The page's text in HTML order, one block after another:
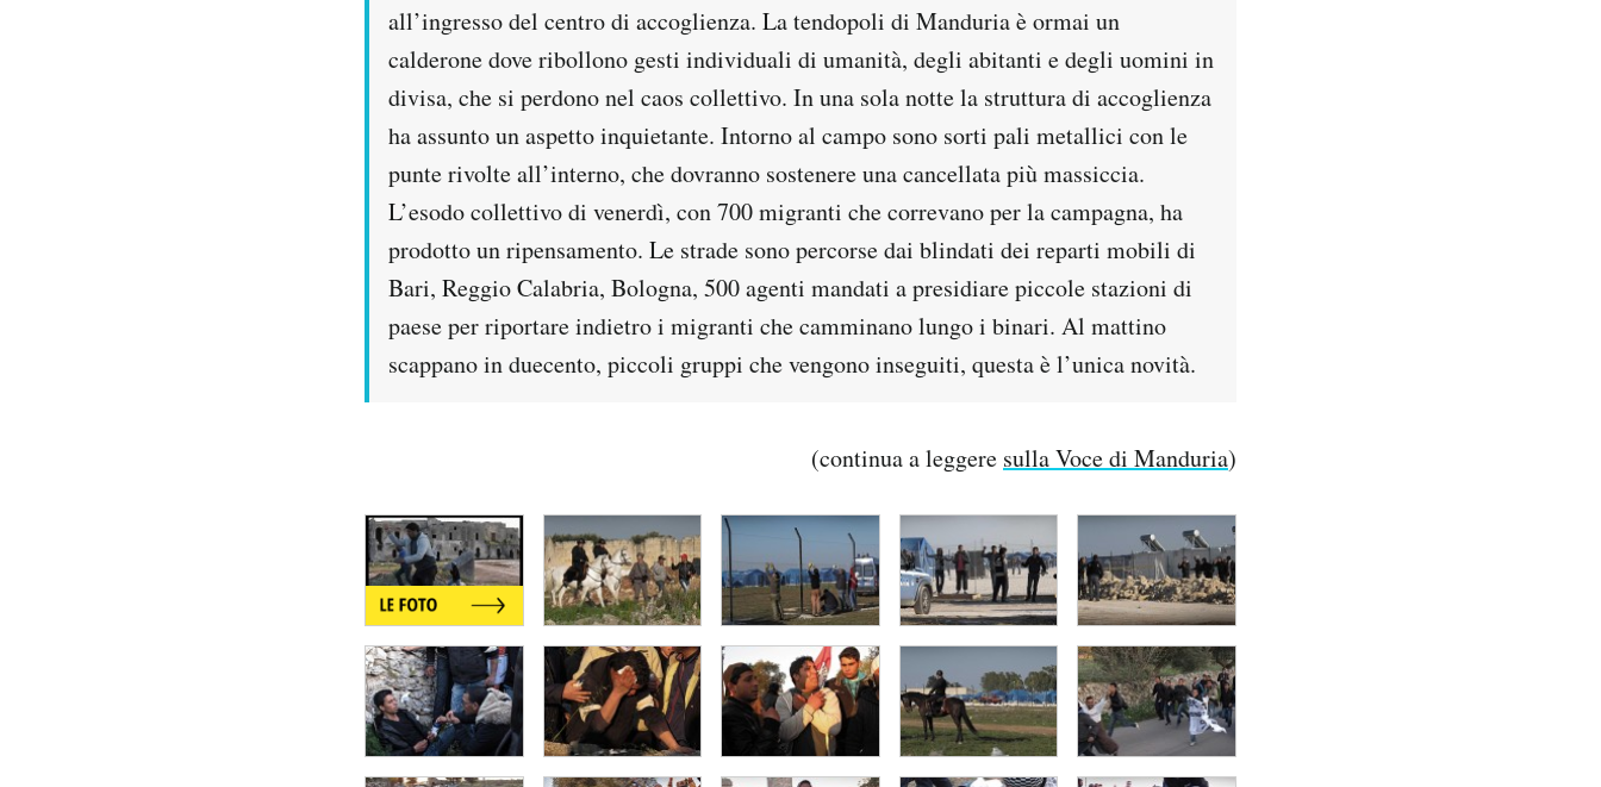
all’ingresso del centro di accoglienza. La tendopoli di Manduria è ormai un
calderone dove ribollono gesti individuali di umanità, degli abitanti e degli uomini in
divisa, che si perdono nel caos collettivo. In una sola notte la struttura di accoglienza
ha assunto un aspetto inquietante. Intorno al campo sono sorti pali metallici con le
punte rivolte all’interno, che dovranno sostenere una cancellata più massiccia.
L’esodo collettivo di venerdì, con 700 migranti che correvano per la campagna, ha
prodotto un ripensamento. Le strade sono percorse dai blindati dei reparti mobili di
Bari, Reggio Calabria, Bologna, 500 agenti mandati a presidiare piccole stazioni di
paese per riportare indietro i migranti che camminano lungo i binari. Al mattino
scappano in duecento, piccoli gruppi che vengono inseguiti, questa è l’unica novità.
(continua a leggere sulla Voce di Manduria)